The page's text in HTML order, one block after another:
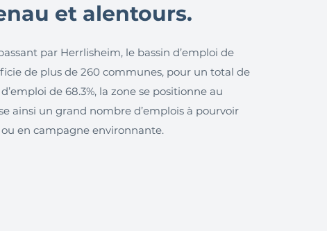
et alentours.
par Herrlisheim, le bassin d’emploi de
de plus de 260 communes, pour un total de
de 68.3%, la zone se positionne au
ainsi un grand nombre d’emplois à pourvoir
en campagne environnante.